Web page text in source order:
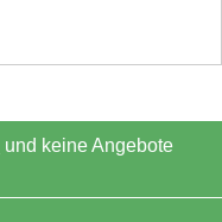
und keine Angebote